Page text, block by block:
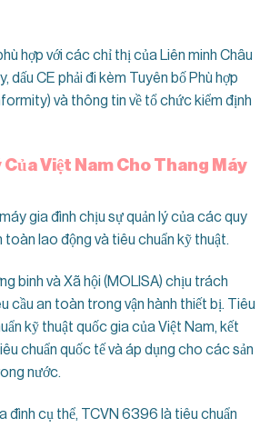
hợp với các chỉ thị của Liên minh Châu
dấu CE phải đi kèm Tuyên bố Phù hợp
và thông tin về tổ chức kiểm định
Của Việt Nam Cho Thang Máy
gia đình chịu sự quản lý của các quy
toàn lao động và tiêu chuẩn kỹ thuật.
binh và Xã hội (MOLISA) chịu trách
cầu an toàn trong vận hành thiết bị. Tiêu
kỹ thuật quốc gia của Việt Nam, kết
chuẩn quốc tế và áp dụng cho các sản
nước.
đình cụ thể, TCVN 6396 là tiêu chuẩn